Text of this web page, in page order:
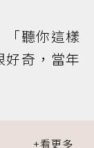
「聽你這樣
奇，當年